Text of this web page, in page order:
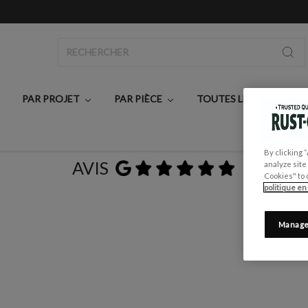
PAR PROJET PAR PIÈCE TOUTES LES PEINTURES
AVIS
By clicking
analyze
Cookies" to
politique